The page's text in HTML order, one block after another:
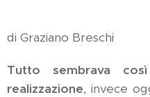
di Graziano Breschi
Tutto sembrava
realizzazione, invece